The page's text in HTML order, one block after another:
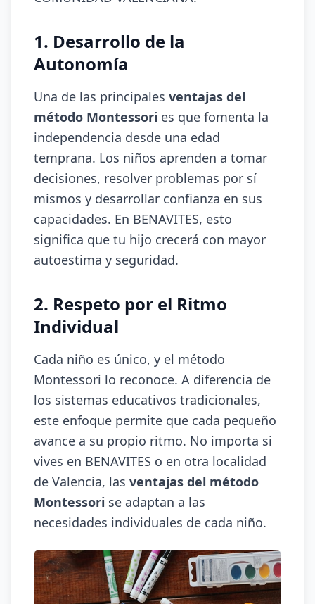
1. Desarrollo de la
Autonomía
Una de las principales ventajas del
método Montessori es que fomenta la
independencia desde una edad
temprana. Los niños aprenden a tomar
decisiones, resolver problemas por sí
mismos y desarrollar confianza en sus
capacidades. En BENAVITES, esto
significa que tu hijo crecerá con mayor
autoestima y seguridad.
2. Respeto por el Ritmo
Individual
Cada niño es único, y el método
Montessori lo reconoce. A diferencia de
los sistemas educativos tradicionales,
este enfoque permite que cada pequeño
avance a su propio ritmo. No importa si
vives en BENAVITES o en otra localidad
de Valencia, las ventajas del método
Montessori se adaptan a las
necesidades individuales de cada niño.